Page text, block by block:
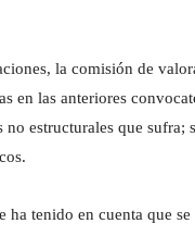
la comisión de
en las anteriores
estructurales que sufra;
ha tenido en cuenta que se